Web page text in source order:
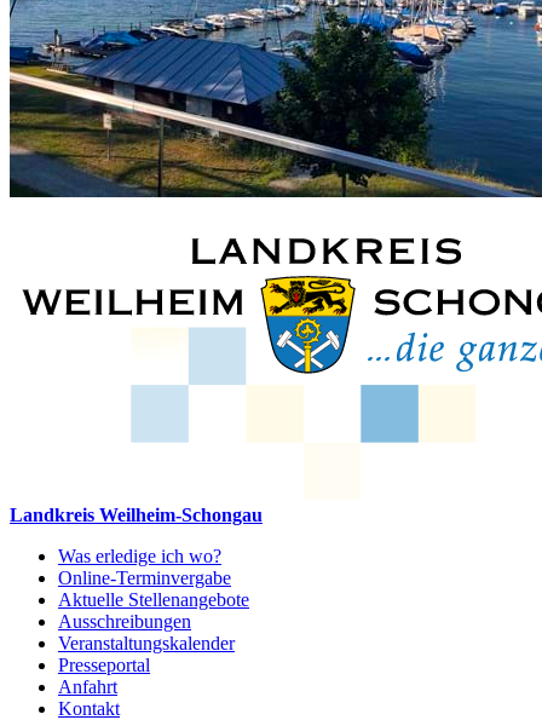
Landkreis Weilheim-Schongau
Was erledige ich wo?
Online-Terminvergabe
Aktuelle Stellenangebote
Ausschreibungen
Veranstaltungskalender
Presseportal
Anfahrt
Kontakt